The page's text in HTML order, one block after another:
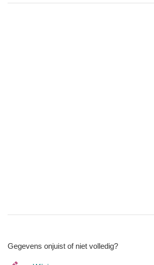
Gegevens onjuist of niet volledig?